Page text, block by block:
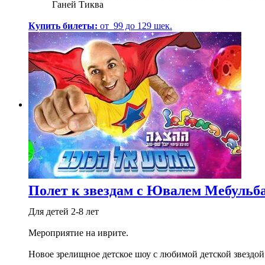
Ганей Тиква
Купить билеты: от 99 до 129 шек.
Полет к звездам с Ювалем
Для детей 2-8 лет
Мероприятие на иврите.
Новое зрелищное детское шоу с любимой детской